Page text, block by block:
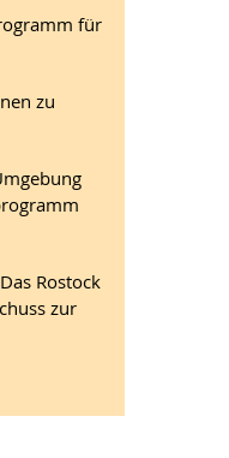
für
zu
Rostock
zur